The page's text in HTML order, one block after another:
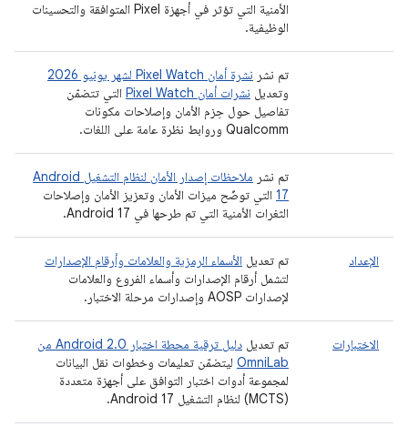
الأمنية التي تؤثر في أجهزة Pixel المتوافقة والتحسينات
الوظيفية.
تم نشر نشرة أمان Pixel Watch لشهر يونيو 2026
وتعديل نشرات أمان Pixel Watch
التي تتضمّن
تفاصيل حول حِزم الأمان وإصلاحات مكونات
Qualcomm وروابط نظرة عامة على اللغات.
تم نشر
ملاحظات إصدار الأمان لنظام التشغيل Android
17 التي توضّح ميزات الأمان وتعزيز الأمان وإصلاحات
الثغرات الأمنية التي تم طرحها في Android 17.
الإعداد تم تعديل الأسماء الرمزية والعلامات وأرقام الإصدارات
لتشمل أرقام الإصدارات وأسماء الفروع والعلامات
لإصدارات AOSP وإصدارات مرحلة الاختبار.
الاختبارات تم تعديل
دليل ترقية محطة اختبار Android 2.0 من
OmniLab ليتضمّن تعليمات وخطوات نقل البيانات
لمجموعة أدوات اختبار التوافق على أجهزة متعددة
(MCTS) لنظام التشغيل Android 17.